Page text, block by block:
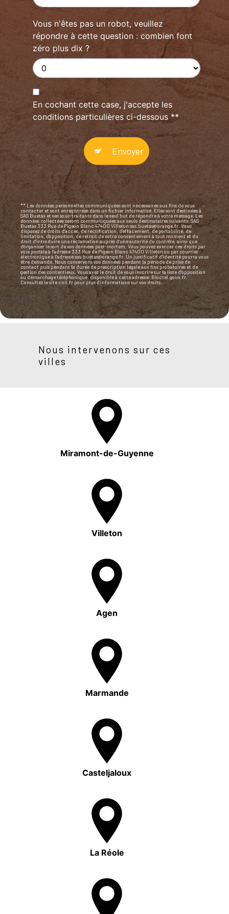
Vous n'êtes pas un robot, veuillez
répondre à cette question : combien font
zéro plus dix ?
En cochant cette case, j'accepte les
conditions particulières ci-dessous **
Envoyer
** Les données personnelles communiquées sont nécessaires aux fins de vous
contacter et sont enregistrées dans un fichier informatisé. Elles sont destinées à
SAS Buetas et ses sous-traitants dans le seul but de répondre à votre message. Les
données collectées seront communiquées aux seuls destinataires suivants: SAS
Buetas 333 Rue de Pigeon Blanc 47400 Villeton sas.buetas@orange.fr. Vous
disposez de droits d’accès, de rectification, d’effacement, de portabilité, de
limitation, d’opposition, de retrait de votre consentement à tout moment et du
droit d’introduire une réclamation auprès d’une autorité de contrôle, ainsi que
d’organiser le sort de vos données post-mortem. Vous pouvez exercer ces droits par
voie postale à l'adresse 333 Rue de Pigeon Blanc 47400 Villeton ou par courrier
électronique à l'adresse sas.buetas@orange.fr. Un justificatif d'identité pourra vous
être demandé. Nous conservons vos données pendant la période de prise de
contact puis pendant la durée de prescription légale aux fins probatoires et de
gestion des contentieux. Vous avez le droit de vous inscrire sur la liste d'opposition
au démarchage téléphonique, disponible à cette adresse: Bloctel.gouv.fr
Consultez le site cnil.fr pour plus d’informations sur vos droits.
Nous intervenons sur ces
villes
Miramont-de-Guyenne
Villeton
Agen
Marmande
Casteljaloux
La Réole